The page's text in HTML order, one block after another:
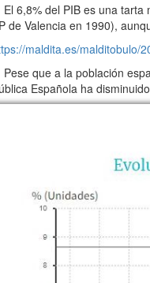
El 6,8% del PIB es una tarta
de Valencia en 1990),
maldita.es/malditobulo/
Pese que a la población
Española ha